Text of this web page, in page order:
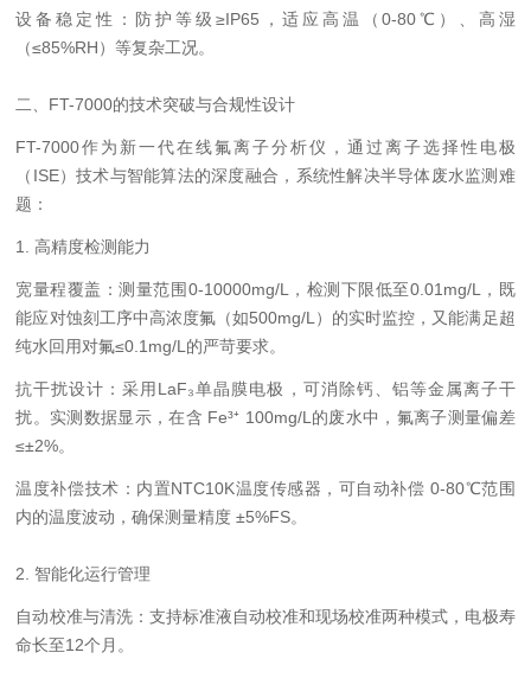
设备稳定性：防护等级≥IP65，适应高温（0-80℃）、高湿
（≤85%RH）等复杂工况。
二、FT-7000的技术突破与合规性设计
FT-7000作为新一代在线氟离子分析仪，通过离子选择性电极
（ISE）技术与智能算法的深度融合，系统性解决半导体废水监测难
题：
1. 高精度检测能力
宽量程覆盖：测量范围0-10000mg/L，检测下限低至0.01mg/L，既
能应对蚀刻工序中高浓度氟（如500mg/L）的实时监控，又能满足超
纯水回用对氟≤0.1mg/L的严苛要求。
抗干扰设计：采用LaF₃单晶膜电极，可消除钙、铝等金属离子干
扰。实测数据显示，在含 Fe³⁺ 100mg/L的废水中，氟离子测量偏差
≤±2%。
温度补偿技术：内置NTC10K温度传感器，可自动补偿 0-80℃范围
内的温度波动，确保测量精度 ±5%FS。
2 . 智能化运行管理
自动校准与清洗：支持标准液自动校准和现场校准两种模式，电极寿
命长至12个月。